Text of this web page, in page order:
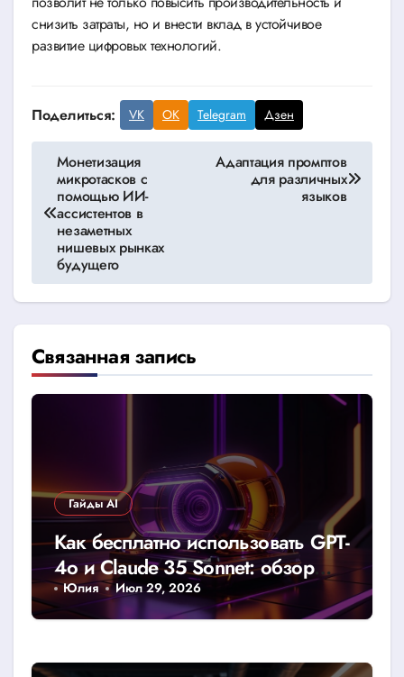
снизить затраты, но и внести вклад в устойчивое
развитие цифровых технологий.
Поделиться: VK OK Telegram Дзен
Навигация
записям
Монетизация
микротасков с
помощью ИИ-
ассистентов в
незаметных
нишевых рынках
будущего
Адаптация промптов
для различных
языков
Связанная запись
Гайды AI
Как бесплатно использовать GPT-
4o и Claude 35 Sonnet: обзор
доступных лимитов и хаков
Юлия Июл 29, 2026